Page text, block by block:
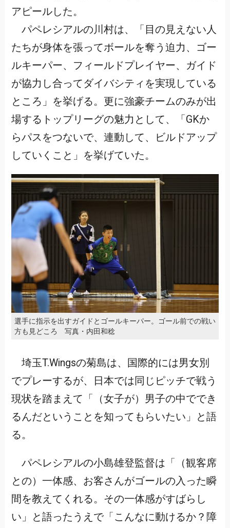
アピールした。
パペレシアルの川村は、「目の見えない人
たちが身体を張ってボールを奪う迫力、ゴー
ルキーパー、フィールドプレイヤー、ガイド
が協力し合ってダイバシティを実現している
ところ」を挙げる。更に強豪チームのみが出
場するトップリーグの魅力として、「GKか
らパスをつないで、連動して、ビルドアップ
していくこと」を挙げていた。
選手に指示を出すガイドとゴールキーパー。ゴール前での戦い
方も見どころ 写真・内田和稔
埼玉T.Wingsの菊島は、国際的には男女別
でプレーするが、日本では同じピッチで戦う
現状を踏まえて「（女子が）男子の中ででき
るんだということを知ってもらいたい」と語
る。
パペレシアルの小島雄登監督は「（観客席
との）一体感、お客さんがゴールの入った瞬
間を教えてくれる。その一体感がすばらし
い」と語ったうえで「こんなに動けるか？障